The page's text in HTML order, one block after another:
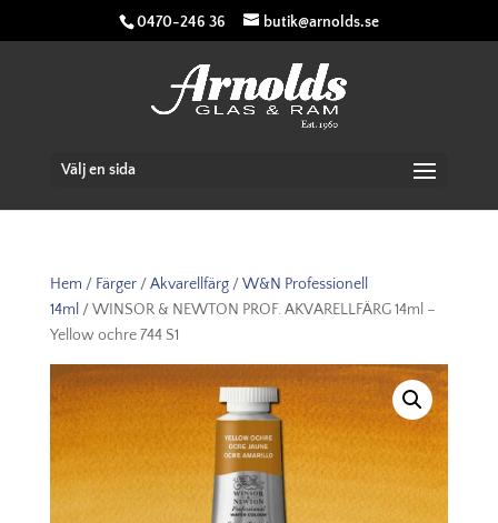
0470-246 36 butik@arnolds.se
Välj en sida
Hem / Färger/Akvarellfärg/W&N Professionell
14ml / WINSOR & NEWTON PROF. AKVARELLFÄRG 14ml –
Yellow ochre 744 S1